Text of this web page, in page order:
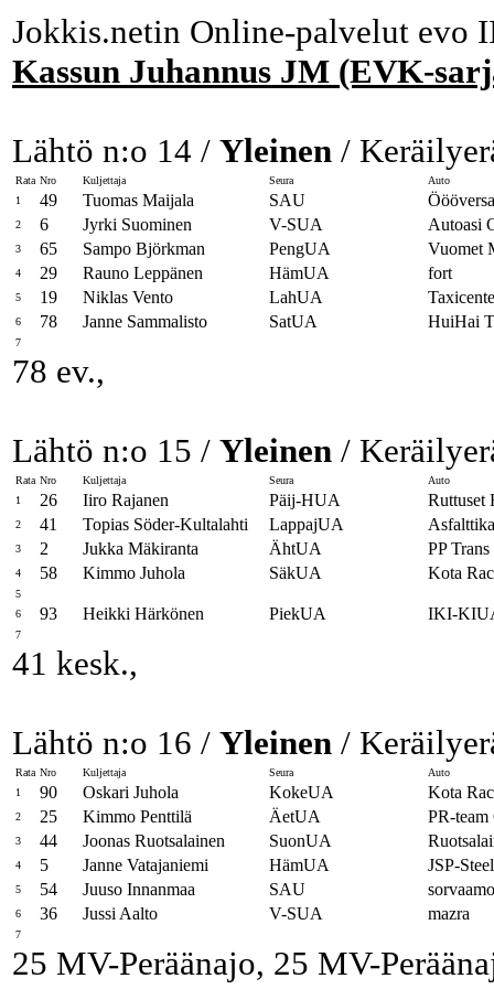
Jokkis.netin Online-palvelut evo
Kassun Juhannus JM (EVK-
Lähtö n:o 14 / Yleinen /
Rata Nro Kuljettaja Seura
Auto
1
49 Tuomas Maijala SAU
2 6 Jyrki Suominen V-SUA Autoasi
3 65 Sampo Björkman PengUA Vuomet
4 29 Rauno Leppänen HämUA fort
5 19 Niklas Vento LahUA
6 78 Janne Sammalisto SatUA HuiHai
7
78 ev.,
Lähtö n:o 15 / Yleinen /
Rata Nro Kuljettaja Seura
Auto
1
26 Iiro Rajanen Päij-HUA Ruttuset
2 41 Topias Söder-Kultalahti LappajUA
3 2 Jukka Mäkiranta ÄhtUA PP
4 58 Kimmo Juhola SäkUA Kota
5
6
93 Heikki Härkönen PiekUA IKI-
7
41 kesk.,
Lähtö n:o 16 / Yleinen /
Rata Nro Kuljettaja Seura
Auto
1
90 Oskari Juhola KokeUA Kota
2 25 Kimmo Penttilä ÄetUA PR-team
3 44 Joonas Ruotsalainen SuonUA
4 5 Janne Vatajaniemi HämUA JSP-
5 54 Juuso Innanmaa SAU
6 36 Jussi Aalto V-SUA mazra
7
25 MV-Peräänajo, 25 MV-